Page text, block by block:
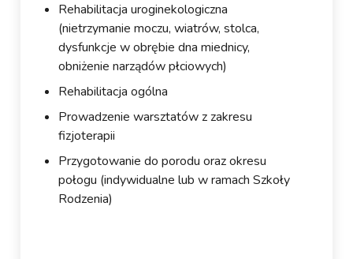
Rehabilitacja uroginekologiczna
(nietrzymanie moczu, wiatrów, stolca,
dysfunkcje w obrębie dna miednicy,
obniżenie narządów płciowych)
Rehabilitacja ogólna
Prowadzenie warsztatów z zakresu
fizjoterapii
Przygotowanie do porodu oraz okresu
połogu (indywidualne lub w ramach Szkoły
Rodzenia)